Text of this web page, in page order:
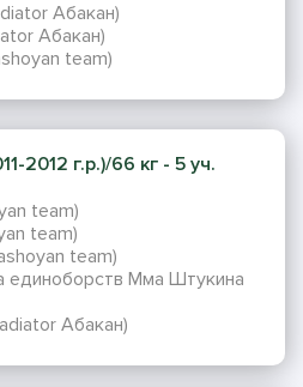
Абакан)
Абакан)
team)
2012 г.р.)/66 кг - 5 уч.
team)
team)
team)
Мма Штукина
Абакан)